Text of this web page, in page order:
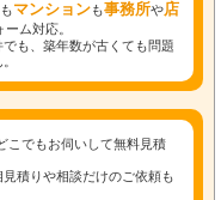
もマンションも事務所や店
ーム対応。
でも、築年数が古くても問題
こでもお伺いして無料見積
見積りや相談だけのご依頼も